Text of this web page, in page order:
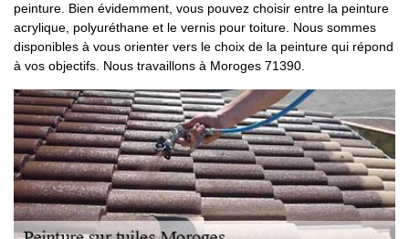
peinture. Bien évidemment, vous pouvez choisir entre la peinture
acrylique, polyuréthane et le vernis pour toiture. Nous sommes
disponibles à vous orienter vers le choix de la peinture qui répond
à vos objectifs. Nous travaillons à Moroges 71390.